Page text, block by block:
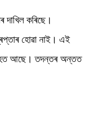
দাখিল কৰিছে।
হোৱা নাই। এই
আছে। তদন্তৰ অন্তত